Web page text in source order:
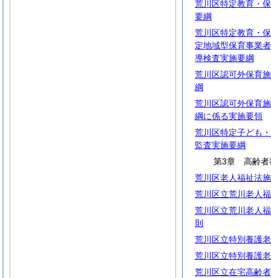
荒川区特定教育・
要綱
荒川区特定教育・
定地域型保育事業
導検査実施要綱
荒川区認可外保育
綱
荒川区認可外保育
綱に係る実施要領
荒川区特定子ども
監査実施要綱
第3章 高齢者
荒川区老人福祉法
荒川区立荒川老人
荒川区立荒川老人
則
荒川区立特別養護
荒川区立特別養護
荒川区立在宅高齢